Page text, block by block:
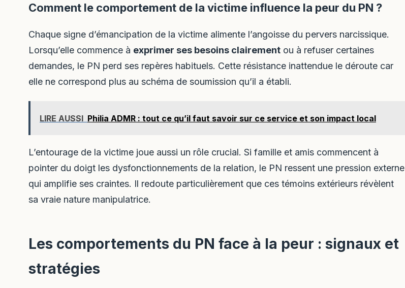
Comment le comportement de la victime influence la peur du PN ?
Chaque signe d’émancipation de la victime alimente l’angoisse du pervers narcissique.
Lorsqu’elle commence à exprimer ses besoins clairement ou à refuser certaines
demandes, le PN perd ses repères habituels. Cette résistance inattendue le déroute car
elle ne correspond plus au schéma de soumission qu’il a établi.
LIRE AUSSI Philia ADMR : tout ce qu’il faut savoir sur ce service et son impact local
L’entourage de la victime joue aussi un rôle crucial. Si famille et amis commencent à
pointer du doigt les dysfonctionnements de la relation, le PN ressent une pression externe
qui amplifie ses craintes. Il redoute particulièrement que ces témoins extérieurs révèlent
sa vraie nature manipulatrice.
Les comportements du PN face à la peur : signaux et
stratégies